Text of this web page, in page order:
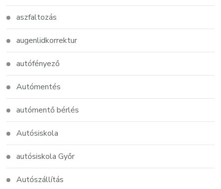
aszfaltozás
augenlidkorrektur
autófényező
Autómentés
autómentő bérlés
Autósiskola
autósiskola Győr
Autószállítás